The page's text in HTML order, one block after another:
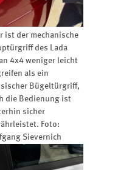
ist der mechanische
des Lada
4x4 weniger leicht
als ein
Bügeltürgriff,
die Bedienung ist
sicher
Foto:
Sievernich